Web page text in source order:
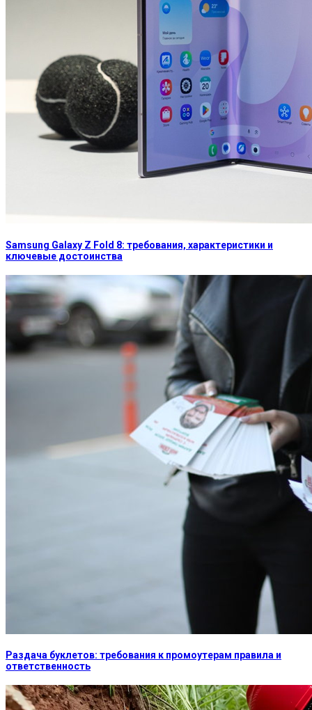
Samsung Galaxy Z Fold 8: требования, характеристики и
ключевые достоинства
Раздача буклетов: требования к промоутерам правила и
ответственность